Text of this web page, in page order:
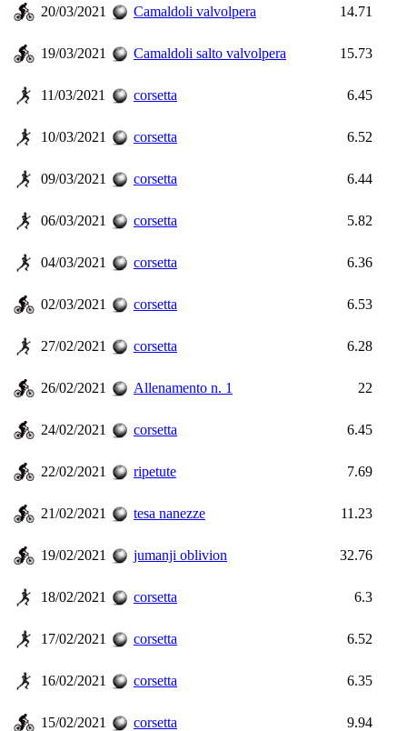
20/03/2021 Camaldoli valvolpera 14.71
19/03/2021 Camaldoli salto valvolpera 15.73
11/03/2021 corsetta 6.45
10/03/2021 corsetta 6.52
09/03/2021 corsetta 6.44
06/03/2021 corsetta 5.82
04/03/2021 corsetta 6.36
02/03/2021 corsetta 6.53
27/02/2021 corsetta 6.28
26/02/2021 Allenamento n. 1 22
24/02/2021 corsetta 6.45
22/02/2021 ripetute 7.69
21/02/2021 tesa nanezze 11.23
19/02/2021 jumanji oblivion 32.76
18/02/2021 corsetta 6.3
17/02/2021 corsetta 6.52
16/02/2021 corsetta 6.35
15/02/2021 corsetta 9.94